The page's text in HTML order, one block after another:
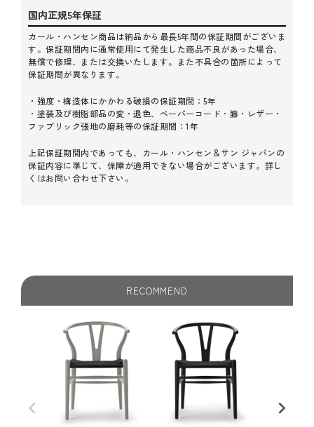
国内正規5年保証
カール・ハンセン商品は納品から最長5年間の保証期間がございま
す。保証期間内に通常使用にて発生した商品不良があった場合、
無償で修理、または交換いたします。また不具合の箇所によって
保証期間が異なります。
・強度・構造体にかかわる破損の保証期間：5年
・塗装及び樹脂部品の変・退色、ペーパーコード・籐・レザー・
ファブリック張地の磨耗等の保証期間：1年
上記保証期間内であっても、カール・ハンセン＆サン ジャパンの
保証内容に準じて、保障が適用できない場合がございます。詳し
くはお問い合わせ下さい。
RECOMMEND